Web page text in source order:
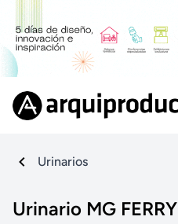
Urinarios
Urinario MG FERRY